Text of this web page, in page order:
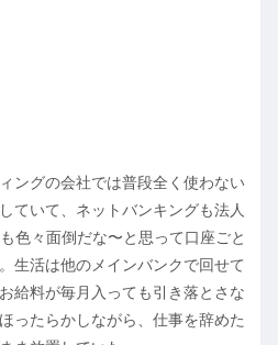
ングの会社では普段全く使わない
ていて、ネットバンキングも法人
色々面倒だな〜と思って口座ごと
生活は他のメインバンクで回せて
給料が毎月入っても引き落とさな
ったらかしながら、仕事を辞めた